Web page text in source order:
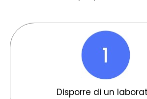
Disporre di un